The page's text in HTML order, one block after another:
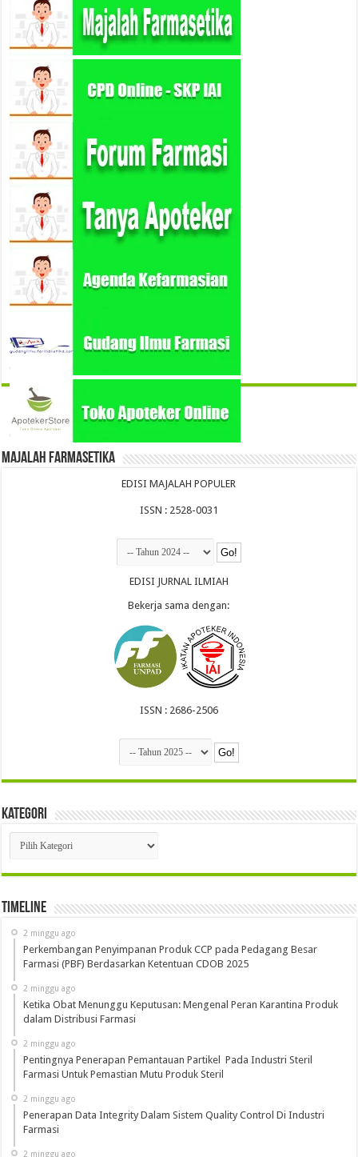
Majalah Farmasetika
EDISI MAJALAH POPULER
ISSN : 2528-0031
EDISI JURNAL ILMIAH
Bekerja sama dengan:
ISSN : 2686-2506
Kategori
Kategori
Timeline
2 minggu ago
Perkembangan Penyimpanan Produk CCP pada Pedagang Besar
Farmasi (PBF) Berdasarkan Ketentuan CDOB 2025
2 minggu ago
Ketika Obat Menunggu Keputusan: Mengenal Peran Karantina Produk
dalam Distribusi Farmasi
2 minggu ago
Pentingnya Penerapan Pemantauan Partikel Pada Industri Steril
Farmasi Untuk Pemastian Mutu Produk Steril
2 minggu ago
Penerapan Data Integrity Dalam Sistem Quality Control Di Industri
Farmasi
2 minggu ago